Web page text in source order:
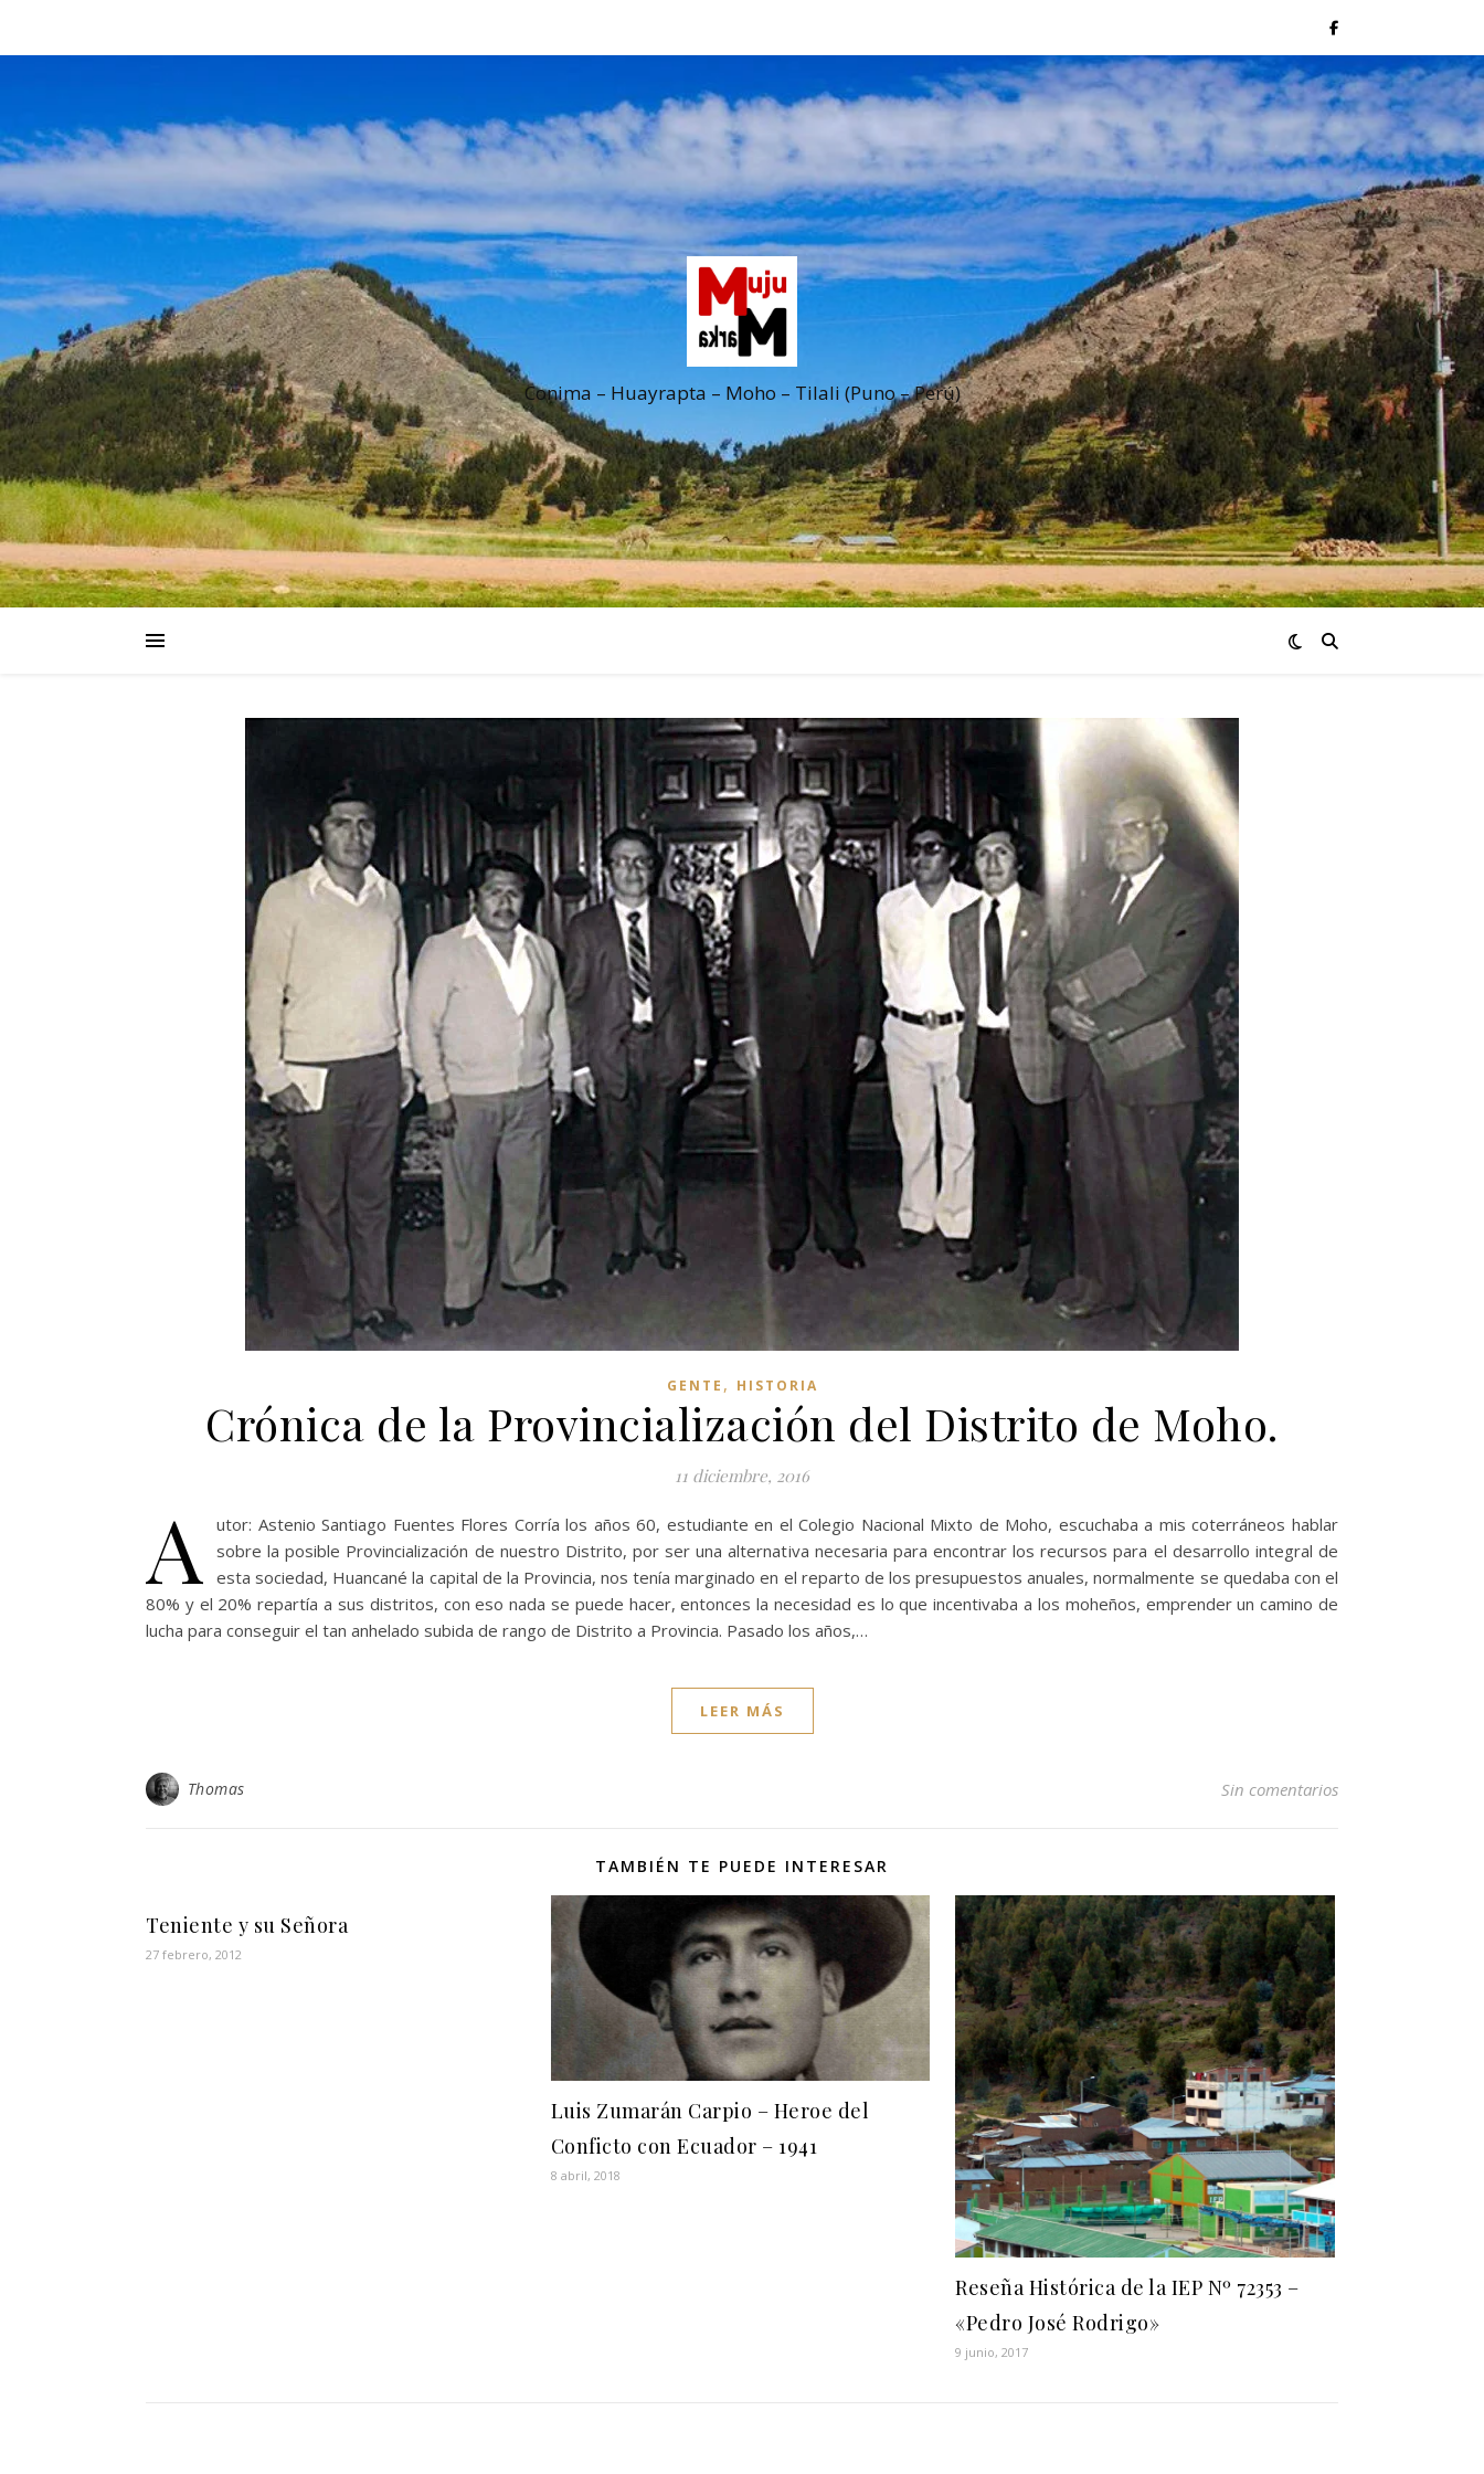
Conima – Huayrapta – Moho – Tilali (Puno – Perú)
GENTE , HISTORIA
Crónica de la Provincialización del Distrito de Moho.
11 diciembre, 2016
A
utor: Astenio Santiago Fuentes Flores Corría los años 60, estudiante en el Colegio Nacional Mixto de Moho, escuchaba a mis coterráneos hablar
sobre la posible Provincialización de nuestro Distrito, por ser una alternativa necesaria para encontrar los recursos para el desarrollo integral de
esta sociedad, Huancané la capital de la Provincia, nos tenía marginado en el reparto de los presupuestos anuales, normalmente se quedaba con el
80% y el 20% repartía a sus distritos, con eso nada se puede hacer, entonces la necesidad es lo que incentivaba a los moheños, emprender un camino de
lucha para conseguir el tan anhelado subida de rango de Distrito a Provincia. Pasado los años,…
LEER MÁS
Thomas Sin comentarios
TAMBIÉN TE PUEDE INTERESAR
Teniente y su Señora
27 febrero, 2012
Luis Zumarán Carpio – Heroe del
Conficto con Ecuador – 1941
8 abril, 2018
Reseña Histórica de la IEP Nº 72353 –
«Pedro José Rodrigo»
9 junio, 2017